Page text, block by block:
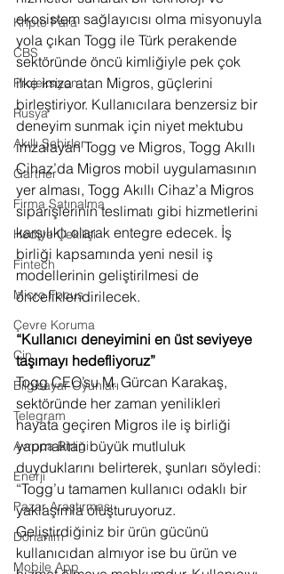
Kripto Para
CBS
Projeksiyon
Rusya
Akıllı Şehirler
Gartner
Firma Satınalma
Hediye Çekilişi
Fintech
Micro Focus
Çevre Koruma
Çin
Bilgisayar Oyunları
Telegram
Avrupa Birliği
Enerji
Pazar Araştırması
Donanım
Mobile App
ekosistem sağlayıcısı olma misyonuyla
yola çıkan Togg ile Türk perakende
sektöründe öncü kimliğiyle pek çok
ilke imza atan Migros, güçlerini
birleştiriyor. Kullanıcılara benzersiz bir
deneyim sunmak için niyet mektubu
imzalayan Togg ve Migros, Togg Akıllı
Cihaz’da Migros mobil uygulamasının
yer alması, Togg Akıllı Cihaz’a Migros
siparişlerinin teslimatı gibi hizmetlerini
karşılıklı olarak entegre edecek. İş
birliği kapsamında yeni nesil iş
modellerinin geliştirilmesi de
önceliklendirilecek.
“Kullanıcı deneyimini en üst seviyeye
taşımayı hedefliyoruz”
Togg CEO’su M. Gürcan Karakaş,
sektöründe her zaman yenilikleri
hayata geçiren Migros ile iş birliği
yapmaktan büyük mutluluk
duyduklarını belirterek, şunları söyledi:
“Togg’u tamamen kullanıcı odaklı bir
yaklaşımla oluşturuyoruz.
Geliştirdiğiniz bir ürün gücünü
kullanıcıdan almıyor ise bu ürün ve